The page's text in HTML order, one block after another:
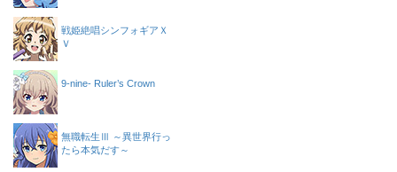
戦姫絶唱シンフォギアＸ
Ｖ
9-nine- Ruler’s Crown
無職転生Ⅲ ～異世界行っ
たら本気だす～